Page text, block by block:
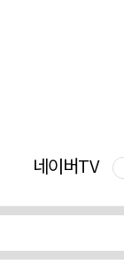
네이버TV